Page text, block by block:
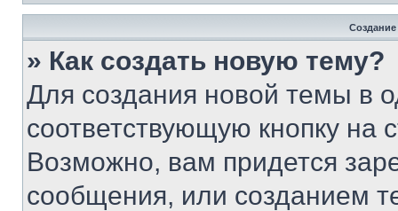
» Как создать новую тему?
Для создания новой темы в
соответствующую кнопку
Возможно, вам придется
сообщения, или созданием